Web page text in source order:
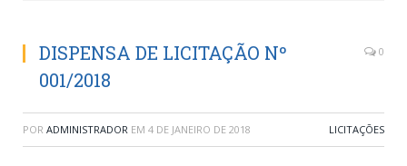
DISPENSA DE LICITAÇÃO Nº
001/2018
0
POR ADMINISTRADOR EM 4 DE JANEIRO DE 2018 LICITAÇÕES